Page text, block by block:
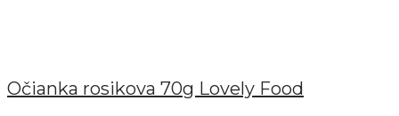
Očianka rosikova 70g Lovely Food